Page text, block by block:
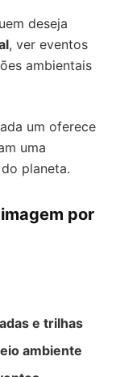
deseja
, ver eventos
ambientais
um oferece
uma
planeta.
por
e trilhas
ambiente